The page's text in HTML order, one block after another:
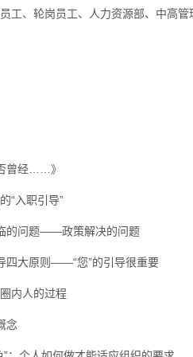
工、轮岗员工、人力资源部、中高管
曾经……》
“入职引导”
的问题——政策解决的问题
四大原则——“您”的引导很重要
内人的过程
念